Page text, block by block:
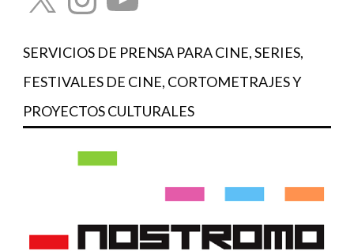
SERVICIOS DE PRENSA PARA CINE, SERIES,
FESTIVALES DE CINE, CORTOMETRAJES Y
PROYECTOS CULTURALES